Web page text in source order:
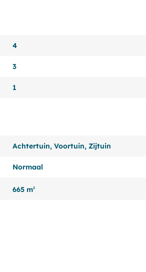
4
3
1
Achtertuin, Voortuin, Zijtuin
Normaal
665 m2